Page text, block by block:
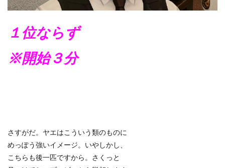
１位ならず
※開始３分
さすがだ。ヤエはこういう類のものに
めっぽう強いイメージ。いやしかし、
こちらも後一匹ですから。さくっと